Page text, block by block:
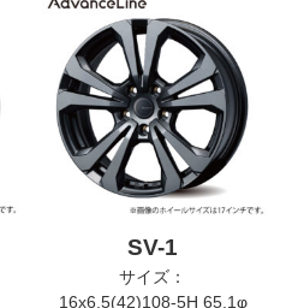
SV-1
サイズ：
16x6.5(42)108-5H 65.1φ